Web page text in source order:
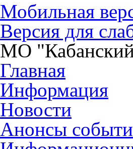
Мобильная
Версия для
МО
Главная
Информация
Новости
Анонсы